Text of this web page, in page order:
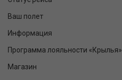
Ваш полет
Информация
Программа лояльности «Крылья»
Магазин